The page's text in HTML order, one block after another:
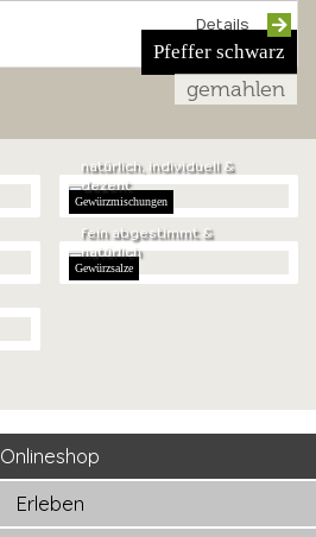
Pfeffer schwarz
gemahlen
Details
Gewürzmischungen
natürlich, individuell &
dezent
Gewürzsalze
fein abgestimmt &
natürlich
Onlineshop
Erleben